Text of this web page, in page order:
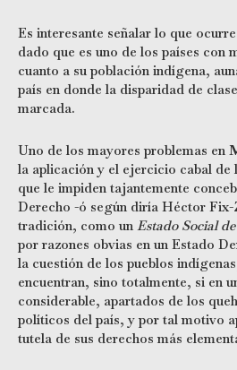
Es interesante señalar lo que
dado que es uno de los países con
cuanto a su población indígena,
país en donde la disparidad de
marcada.
Uno de los mayores problemas en
la aplicación y el ejercicio cabal de
que le impiden tajantemente
Derecho -ó según diría Héctor
tradición, como un Estado Social
por razones obvias en un Estado
la cuestión de los pueblos
encuentran, sino totalmente, si en
considerable, apartados de los
políticos del país, y por tal motivo
tutela de sus derechos más